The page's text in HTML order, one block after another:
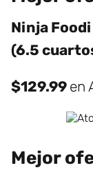
Ninja
(6.5
$129.99 en
Mejor